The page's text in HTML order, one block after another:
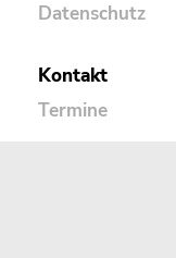
Datenschutz
Kontakt
Termine